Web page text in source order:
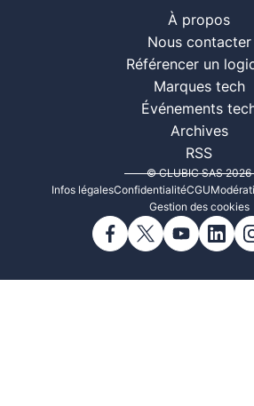
À propos
Nous contacter
Référencer un
Marques tech
Événements
Archives
RSS
© CLUBIC SAS 2026
Infos légalesConfidentialitéCGU
Gestion des cookies